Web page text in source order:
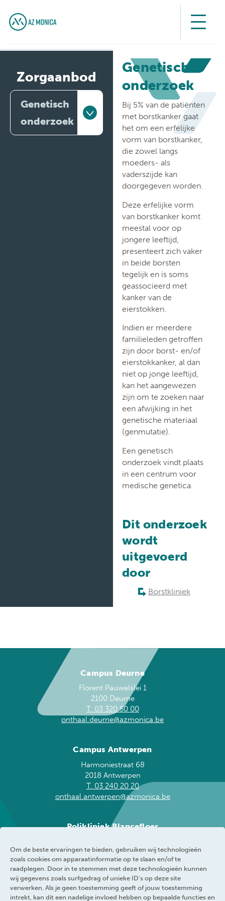
Om de beste ervaringen te bieden, gebruiken wij technologieën
zoals cookies om apparaatinformatie op te slaan en/of te
raadplegen. Door in te stemmen met deze technologieën kunnen
wij gegevens zoals surfgedrag of unieke ID's op deze site
verwerken. Als je geen toestemming geeft of jouw toestemming
intrekt, kan dit een nadelige invloed hebben op bepaalde functies en
Zorgaanbod
Genetisch
onderzoek
Genetisch
onderzoek
Bij 5% van de patiënten
met borstkanker gaat
het om een erfelijke
vorm van borstkanker,
die zowel langs
moeders- als
vaderszijde kan
doorgegeven worden.
Deze erfelijke vorm
van borstkanker komt
meestal voor op
jongere leeftijd,
presenteert zich vaker
in beide borsten
tegelijk en is soms
geassocieerd met
kanker van de
eierstokken.
Indien er meerdere
familieleden getroffen
zijn door borst- en/of
eierstokkanker, al dan
niet op jonge leeftijd,
kan het aangewezen
zijn om te zoeken naar
een afwijking in het
genetische materiaal
(genmutatie).
Een genetisch
onderzoek vindt plaats
in een centrum voor
medische genetica.
Dit onderzoek
wordt
uitgevoerd
door
Borstkliniek
Campus Deurne
Florent Pauwelslei 1
2100 Deurne
T. 03 320 50 00
onthaal.deurne@azmonica.be
Campus Antwerpen
Harmoniestraat 68
2018 Antwerpen
T. 03 240 20 20
onthaal.antwerpen@azmonica.be
Polikliniek Blancefloer
2050 Antwerpen
T. 03 240 20 60
blancefloer@azmonica.be